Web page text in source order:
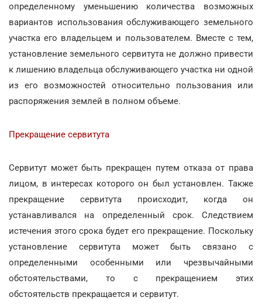
определенному уменьшению количества возможных
вариантов использования обслуживающего земельного
участка его владельцем и пользователем. Вместе с тем,
установление земельного сервитута не должно привести
к лишению владельца обслуживающего участка ни одной
из его возможностей относительно пользования или
распоряжения землей в полном объеме.
Прекращение сервитута
Сервитут может быть прекращен путем отказа от права
лицом, в интересах которого он был установлен. Также
прекращение сервитута происходит, когда он
устанавливался на определенный срок. Следствием
истечения этого срока будет его прекращение. Поскольку
установление сервитута может быть связано с
определенными особенными или чрезвычайными
обстоятельствами, то с прекращением этих
обстоятельств прекращается и сервитут.